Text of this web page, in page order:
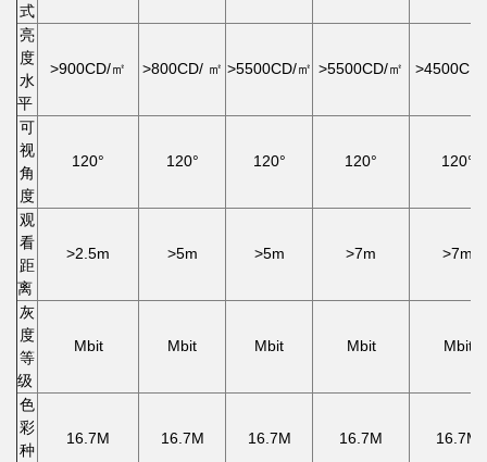
式
亮
度
水
平
>900CD/㎡ >800CD/ ㎡ >5500CD/㎡ >5500CD/㎡
可
视
角
度
120° 120° 120° 120° 120°
观
看
距
离
>2.5m >5m >5m >7m >7m
灰
度
等
级
Mbit Mbit Mbit Mbit Mbit
色
彩
种
16.7M 16.7M 16.7M 16.7M 16.7M